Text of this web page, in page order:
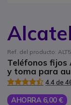
Ref. del producto:
Teléfonos fijos
y toma para
4.4 de
AHORRA 6,00 €
Saltar al